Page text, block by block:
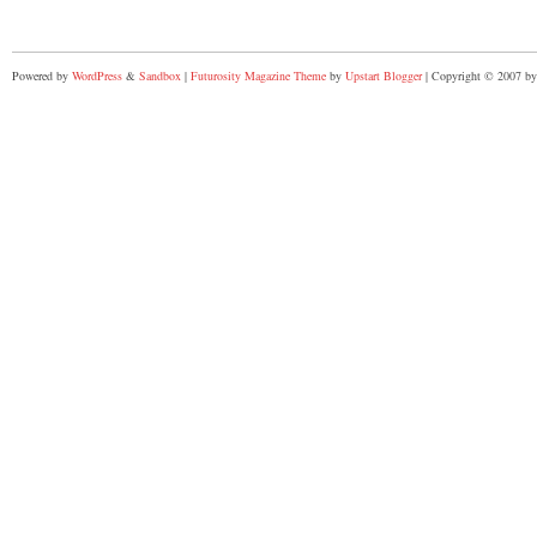
Powered by WordPress & Sandbox | Futurosity Magazine Theme by Upstart Blogger| Copyright © 2007 by